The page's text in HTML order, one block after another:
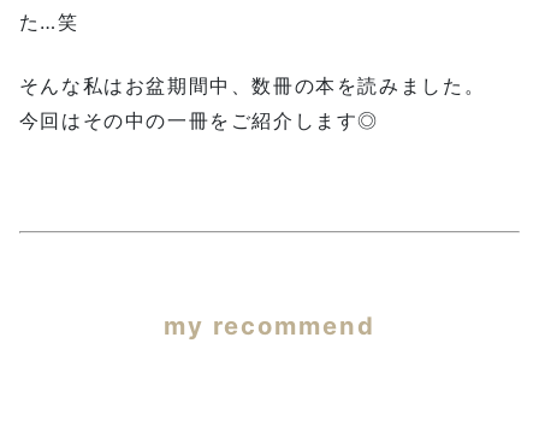
た…笑
そんな私はお盆期間中、数冊の本を読みました。
今回はその中の一冊をご紹介します◎
my recommend